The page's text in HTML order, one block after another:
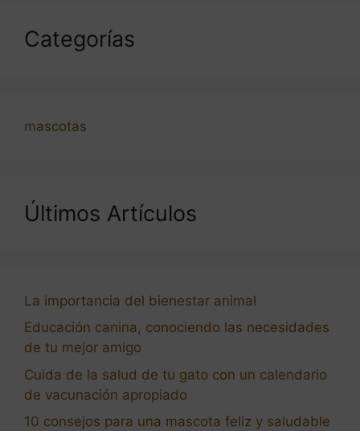
Categorías
mascotas
Últimos Artículos
La importancia del bienestar animal
Educación canina, conociendo las necesidades
de tu mejor amigo
Cuida de la salud de tu gato con un calendario
de vacunación apropiado
10 consejos para una mascota feliz y saludable